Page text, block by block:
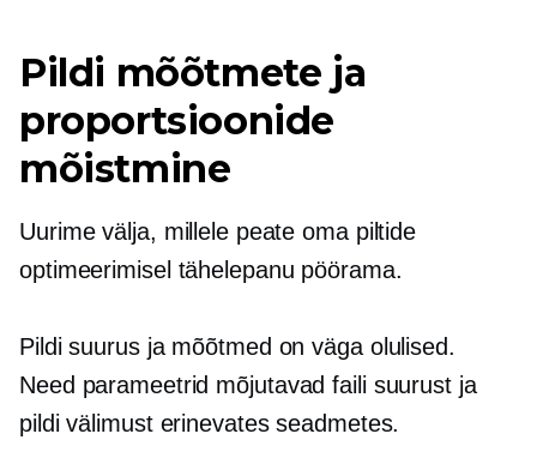
Pildi mõõtmete ja
proportsioonide
mõistmine
Uurime välja, millele peate oma piltide
optimeerimisel tähelepanu pöörama.
Pildi suurus ja mõõtmed on väga olulised.
Need parameetrid mõjutavad faili suurust ja
pildi välimust erinevates seadmetes.